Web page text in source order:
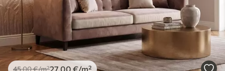
45.00€/m²27 .00 €/m²